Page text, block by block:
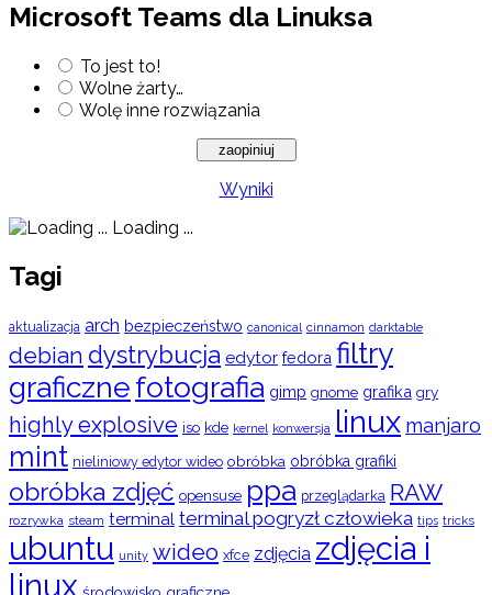
Microsoft Teams dla Linuksa
To jest to!
Wolne żarty…
Wolę inne rozwiązania
Wyniki
Loading ...
Tagi
aktualizacja arch bezpieczeństwo canonical cinnamon darktable
debian dystrybucja edytor fedora filtry
graficznefotografia gimp gnome grafika gry
highly explosive iso kde kernel konwersja linux manjaro
mint nieliniowy edytor wideo obróbka obróbka grafiki
obróbka zdjęć opensuse ppa przeglądarka RAW
rozrywka steam terminal terminal pogryzł człowieka tips tricks
ubuntu unity wideo xfce zdjęcia zdjęcia i
linux